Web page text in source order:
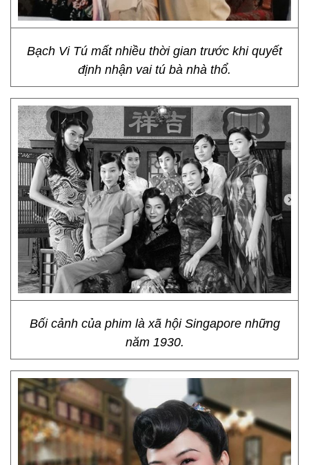
Bạch Vi Tú mất nhiều thời gian trước khi quyết
định nhận vai tú bà nhà thổ.
Bối cảnh của phim là xã hội Singapore những
năm 1930.